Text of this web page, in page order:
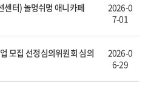
센터) 놀멍쉬멍 애니카페
2026-0
7-01
모집 선정심의위원회 심의
2026-0
6-29